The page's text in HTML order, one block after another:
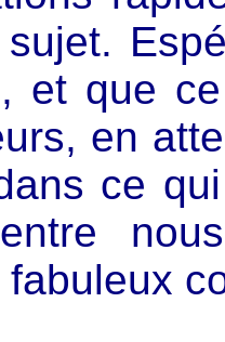
et que
en
ce